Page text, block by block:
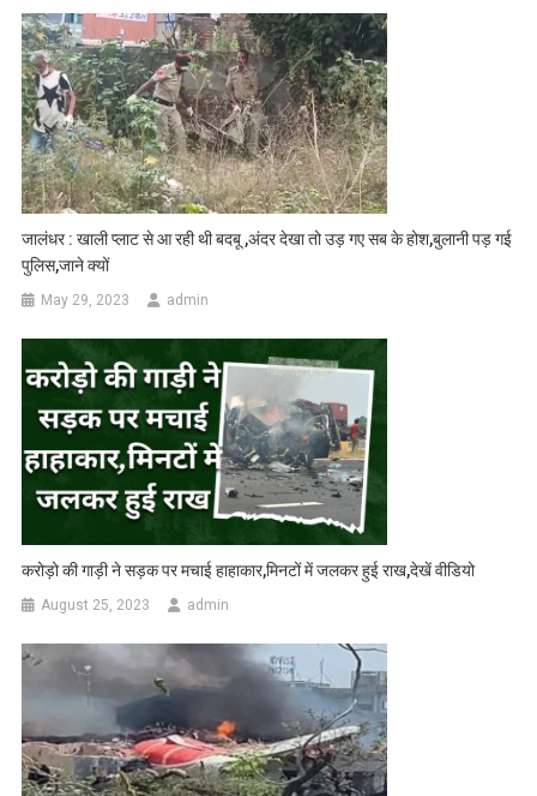
जालंधर : खाली प्लाट से आ रही थी बदबू ,अंदर देखा तो उड़ गए सब के होश,बुलानी पड़ गई
पुलिस,जाने क्यों
May 29, 2023 admin
करोड़ो की गाड़ी ने सड़क पर मचाई हाहाकार,मिनटों में जलकर हुई राख,देखें वीडियो
August 25, 2023 admin